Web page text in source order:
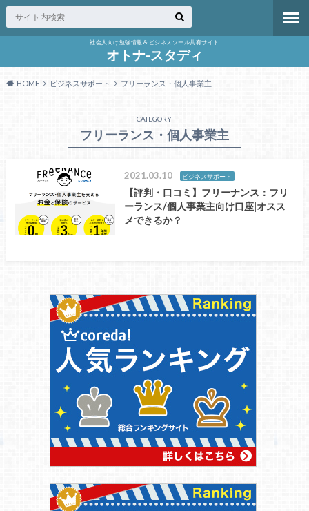
社会人向け勉強情報 & ビジネスツール共有サイト
オトナ-スタディ
HOME ビジネスサポート フリーランス・個人事業主
CATEGORY
フリーランス・個人事業主
2021.03.10 ビジネスサポート
【評判・口コミ】フリーナンス：フリ
ーランス/個人事業主向け口座|オスス
メできるか？